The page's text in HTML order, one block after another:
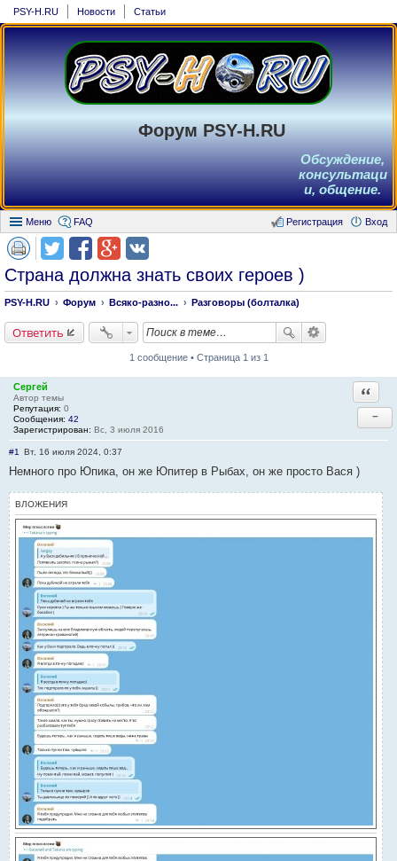
PSY-H.RU Новости Статьи
Форум PSY-H.RU
Обсуждение,
консультаци
и, общение.
Меню FAQ Вход
Регистрация
Страна должна знать своих героев )
PSY-H.RU Форум Всяко-разно... Разговоры (болталка)
Ответить
1 сообщение • Страница 1 из 1
Сергей
Автор темы
Репутация: 0
Сообщения: 42
Зарегистрирован: Вс, 3 июля 2016
−
#1 Вт, 16 июля 2024, 0:37
Немного про Юпика, он же Юпитер в Рыбах, он же просто Вася )
ВЛОЖЕНИЯ